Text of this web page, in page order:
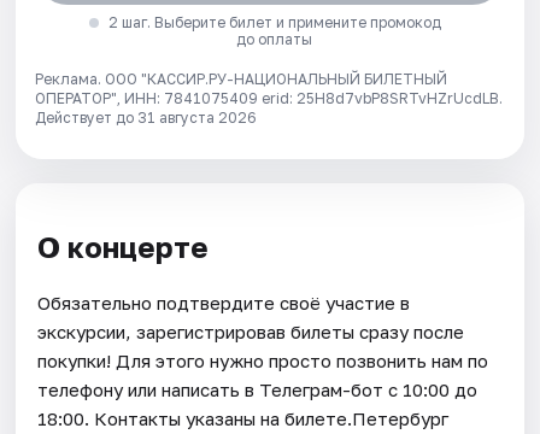
2 шаг. Выберите билет и примените промокод
до оплаты
Реклама. ООО "КАССИР.РУ-НАЦИОНАЛЬНЫЙ БИЛЕТНЫЙ
ОПЕРАТОР", ИНН: 7841075409 erid: 25H8d7vbP8SRTvHZrUcdLB.
Действует до 31 августа 2026
О концерте
Обязательно подтвердите своё участие в
экскурсии, зарегистрировав билеты сразу после
покупки! Для этого нужно просто позвонить нам по
телефону или написать в Телеграм-бот с 10:00 до
18:00. Контакты указаны на билете.Петербург